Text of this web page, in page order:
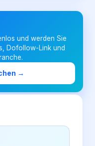
und werden Sie
Dofollow-Link und
→